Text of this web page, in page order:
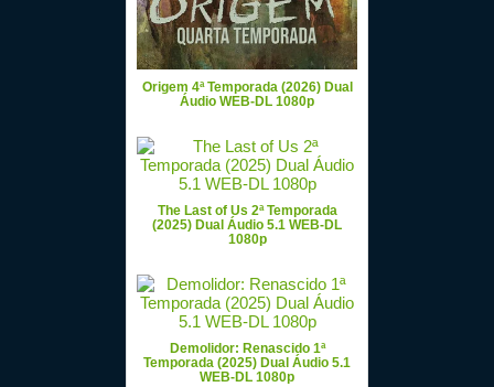
Origem 4ª Temporada (2026) Dual
Áudio WEB-DL 1080p
The Last of Us 2ª Temporada
(2025) Dual Áudio 5.1 WEB-DL
1080p
Demolidor: Renascido 1ª
Temporada (2025) Dual Áudio 5.1
WEB-DL 1080p